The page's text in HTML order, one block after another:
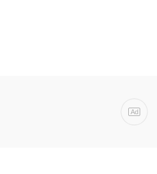
Ad